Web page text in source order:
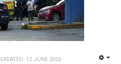
CREATED: 12 JUNE 2026